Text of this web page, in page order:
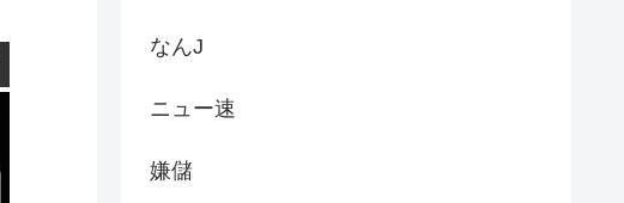
なんJ
ニュー速
嫌儲